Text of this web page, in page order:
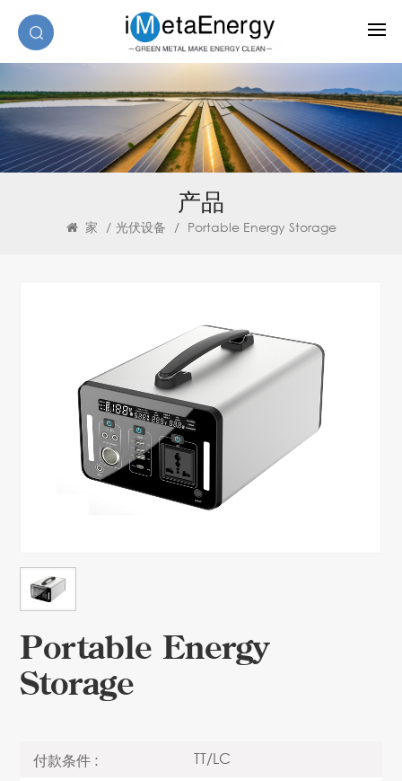
产品
家 / 光伏设备 / Portable Energy Storage
Portable Energy
Storage
付款条件 :
TT/LC